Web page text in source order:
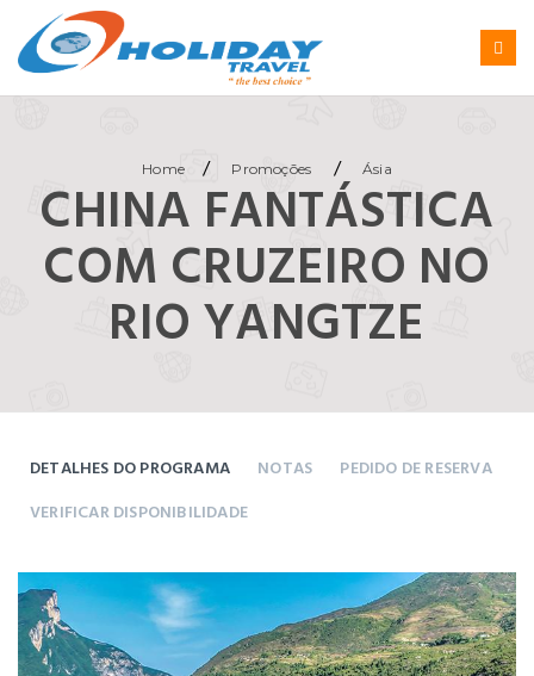
Home / Promoções / Ásia
CHINA FANTÁSTICA
COM CRUZEIRO NO
RIO YANGTZE
DETALHES DO PROGRAMA NOTAS
PEDIDO DE RESERVA
VERIFICAR DISPONIBILIDADE